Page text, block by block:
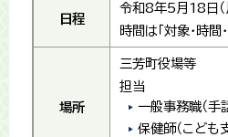
日程
令和8年5月18日（
時間は「対象・時間
場所
​三芳町役場等
担当
一般事務職（手
保健師（こども